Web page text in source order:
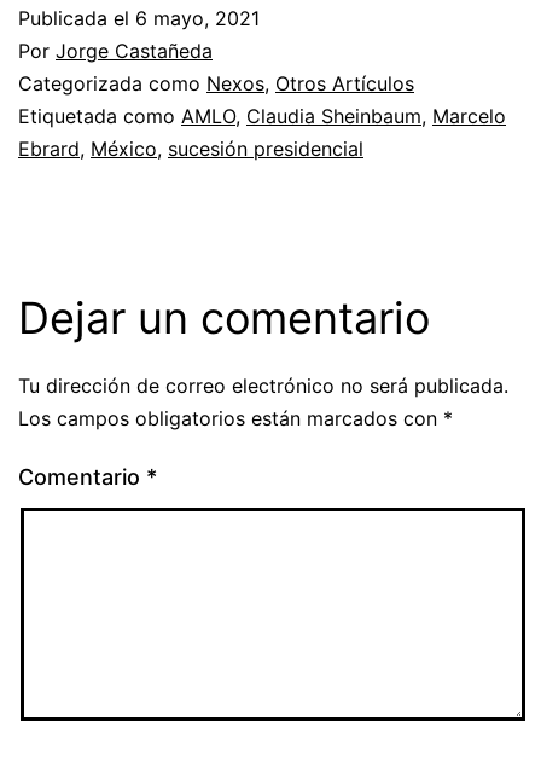
Publicada el 6 mayo, 2021
Por Jorge Castañeda
Categorizada como Nexos, Otros Artículos
Etiquetada como AMLO, Claudia Sheinbaum, Marcelo
Ebrard, México, sucesión presidencial
Dejar un comentario
Tu dirección de correo electrónico no será publicada.
Los campos obligatorios están marcados con *
Comentario *